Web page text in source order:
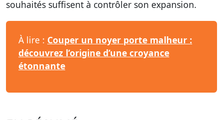
souhaités suffisent à contrôler son expansion.
À lire : Couper un noyer porte malheur :
découvrez l’origine d’une croyance
étonnante